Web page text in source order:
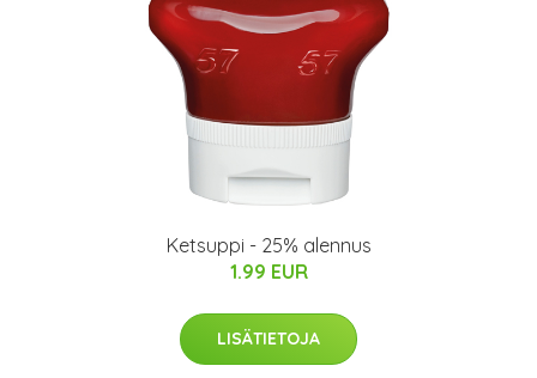
Ketsuppi - 25% alennus
1.99 EUR
LISÄTIETOJA